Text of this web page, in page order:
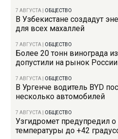
7 АВГУСТА ОБЩЕСТВО
В Узбекистане создадут
для всех махаллей
7 АВГУСТА ОБЩЕСТВО
Более 20 тонн винограда
допустили на рынок России
7 АВГУСТА ОБЩЕСТВО
В Ургенче водитель BYD
несколько автомобилей
7 АВГУСТА ОБЩЕСТВО
Узгидромет предупредил
температуры до +42